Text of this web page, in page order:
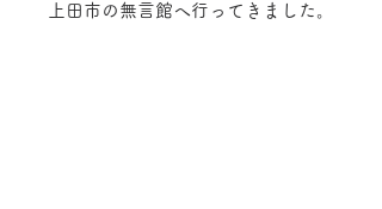
上田市の無言館へ行ってきました。